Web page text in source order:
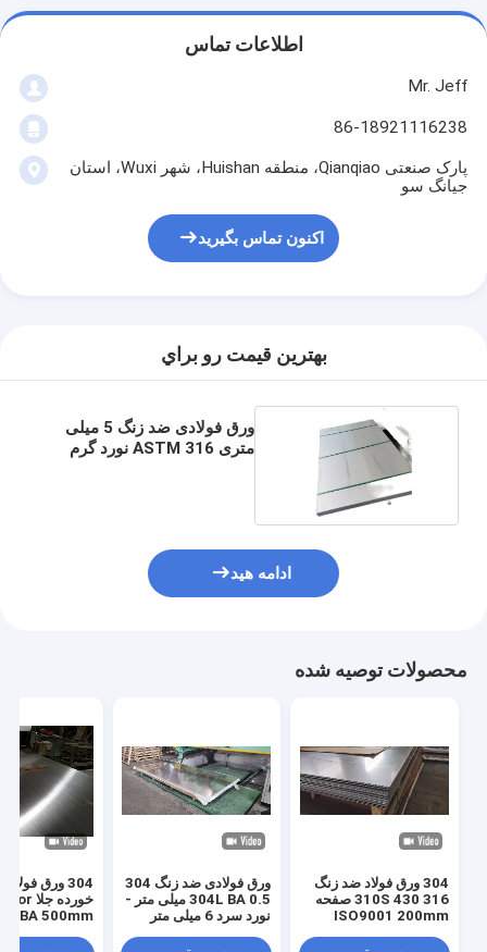
اطلاعات تماس
Mr. Jeff
86-18921116238
پارک صنعتی Qianqiao، منطقه Huishan، شهر Wuxi، استان
جیانگ سو
اکنون تماس بگیرید
بهترين قيمت رو براي
ورق فولادی ضد زنگ 5 میلی
متری 316 ASTM نورد گرم
ادامه هید
محصولات توصیه شده
304 ورق فولاد ضد زنگ
316 310S 430 صفحه
ISO9001 200mm
ورق فولادی ضد زنگ 304
304L BA 0.5 میلی متر -
نورد سرد 6 میلی متر
304 ورق
BA 500mm